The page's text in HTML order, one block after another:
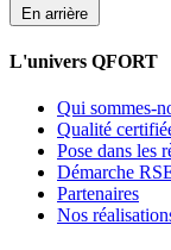
En arrière
L'univers QFORT
Qui sommes-
Qualité
Pose dans les
Démarche
Partenaires
Nos